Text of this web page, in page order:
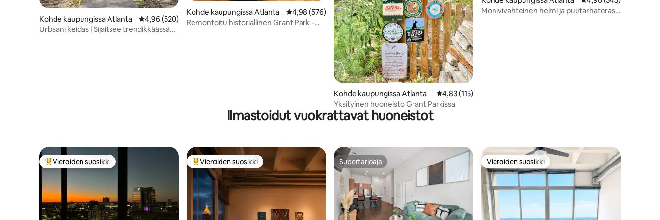
Kohde kaupungissa Atlanta Keskimääräinen arvio 4,96/5, 520 arvostelua
4,96 (520)
Urbaani keidas | Sijaitsee trendikkäässä
Kohde kaupungissa Atlanta Keskimääräinen arvio 4,98/5, 576 arvostelua
4,98 (576)
Remontoitu historiallinen Grant Park -
Kohde kaupungissa Atlanta Keskimääräinen arvio 4,83/5, 115 arvostelua
4,83 (115)
Yksityinen huoneisto Grant Parkissa
Monivivahteinen helmi ja puutarhaterassi
Ilmastoidut vuokrattavat huoneistot
Vieraiden suosikkien parhaimmistoa
Vieraiden suosikki Vieraiden suosikkien parhaimmistoa
Vieraiden suosikki Supertarjoaja
Supertarjoaja Vieraiden suosikki
Vieraiden suosikki